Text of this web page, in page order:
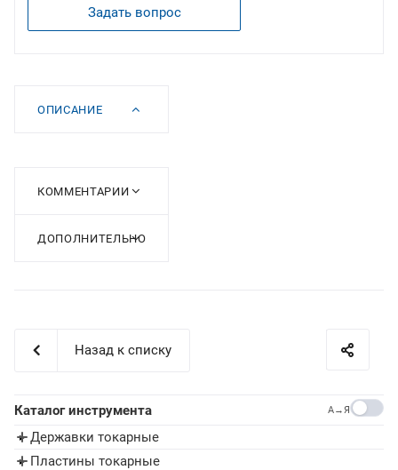
Задать вопрос
ОПИСАНИЕ
КОММЕНТАРИИ
ДОПОЛНИТЕЛЬНО
Назад к списку
Каталог инструмента A→Я
▸ Державки токарные
▸ Пластины токарные